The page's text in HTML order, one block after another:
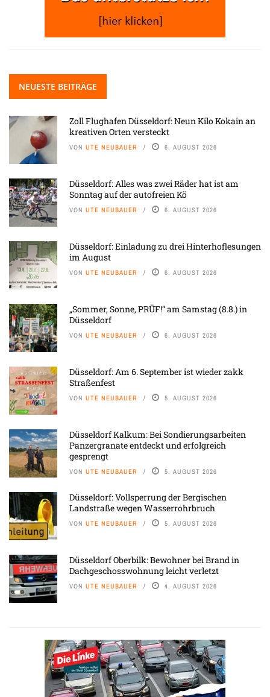
NEUESTE BEITRÄGE
Zoll Flughafen Düsseldorf: Neun Kilo Kokain an
kreativen Orten versteckt
VON UTE NEUBAUER 6. AUGUST 2026
Düsseldorf: Alles was zwei Räder hat ist am
Sonntag auf der autofreien Kö
VON UTE NEUBAUER 6. AUGUST 2026
Düsseldorf: Einladung zu drei Hinterhoflesungen
im August
VON UTE NEUBAUER 6. AUGUST 2026
„Sommer, Sonne, PRÜF!“ am Samstag (8.8.) in
Düsseldorf
VON UTE NEUBAUER 6. AUGUST 2026
Düsseldorf: Am 6. September ist wieder zakk
Straßenfest
VON UTE NEUBAUER 5. AUGUST 2026
Düsseldorf Kalkum: Bei Sondierungsarbeiten
Panzergranate entdeckt und erfolgreich
gesprengt
VON UTE NEUBAUER 5. AUGUST 2026
Düsseldorf: Vollsperrung der Bergischen
Landstraße wegen Wasserrohrbruch
VON UTE NEUBAUER 5. AUGUST 2026
Düsseldorf Oberbilk: Bewohner bei Brand in
Dachgeschosswohnung leicht verletzt
VON UTE NEUBAUER 4. AUGUST 2026